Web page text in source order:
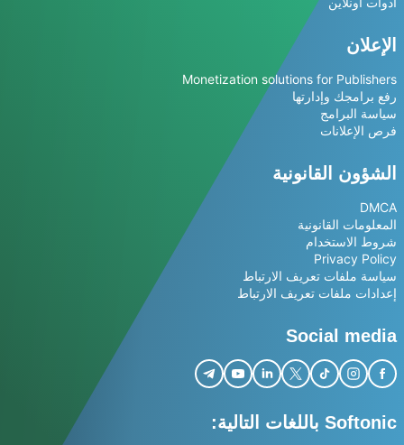
الإعلان
Monetization solutions for Publishers
رفع برامجك وإدارتها
سياسة البرامج
فرص الإعلانات
الشؤون القانونية
DMCA
المعلومات القانونية
شروط الاستخدام
Privacy Policy
سياسة ملفات تعريف الارتباط
إعدادات ملفات تعريف الارتباط
Social media
Softonic باللغات التالية: